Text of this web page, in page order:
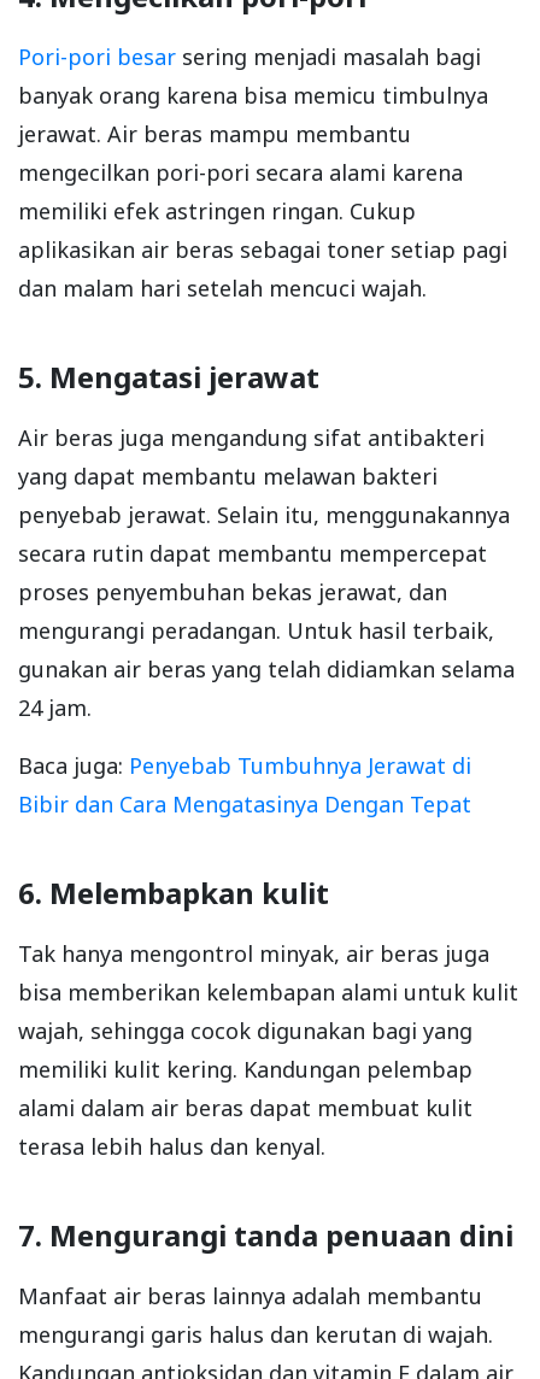
Pori-pori besar sering menjadi masalah bagi
banyak orang karena bisa memicu timbulnya
jerawat. Air beras mampu membantu
mengecilkan pori-pori secara alami karena
memiliki efek astringen ringan. Cukup
aplikasikan air beras sebagai toner setiap pagi
dan malam hari setelah mencuci wajah.
5. Mengatasi jerawat
Air beras juga mengandung sifat antibakteri
yang dapat membantu melawan bakteri
penyebab jerawat. Selain itu, menggunakannya
secara rutin dapat membantu mempercepat
proses penyembuhan bekas jerawat, dan
mengurangi peradangan. Untuk hasil terbaik,
gunakan air beras yang telah didiamkan selama
24 jam.
Baca juga: Penyebab Tumbuhnya Jerawat di
Bibir dan Cara Mengatasinya Dengan Tepat
6. Melembapkan kulit
Tak hanya mengontrol minyak, air beras juga
bisa memberikan kelembapan alami untuk kulit
wajah, sehingga cocok digunakan bagi yang
memiliki kulit kering. Kandungan pelembap
alami dalam air beras dapat membuat kulit
terasa lebih halus dan kenyal.
7. Mengurangi tanda penuaan dini
Manfaat air beras lainnya adalah membantu
mengurangi garis halus dan kerutan di wajah.
Kandungan antioksidan dan vitamin E dalam air